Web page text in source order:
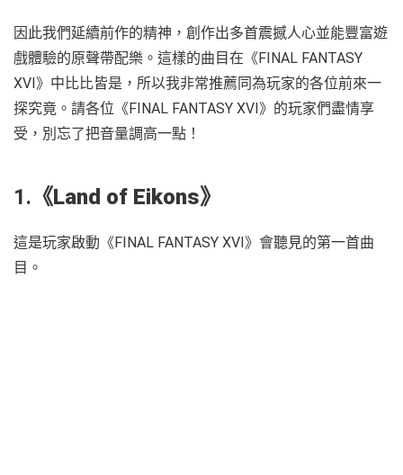
因此我們延續前作的精神，創作出多首震撼人心並能豐富遊
戲體驗的原聲帶配樂。這樣的曲目在《FINAL FANTASY
XVI》中比比皆是，所以我非常推薦同為玩家的各位前來一
探究竟。請各位《FINAL FANTASY XVI》的玩家們盡情享
受，別忘了把音量調高一點！
1. 《Land of Eikons》
這是玩家啟動《FINAL FANTASY XVI》會聽見的第一首曲
目。